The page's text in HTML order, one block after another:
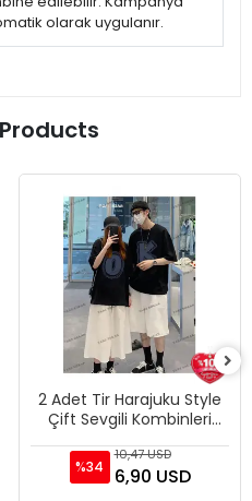
olarak uygulanır.
2 Adet Tir Harajuku Style
Çift Sevgili Kombinleri
Sezon
%34
10,47 USD
6,90 USD